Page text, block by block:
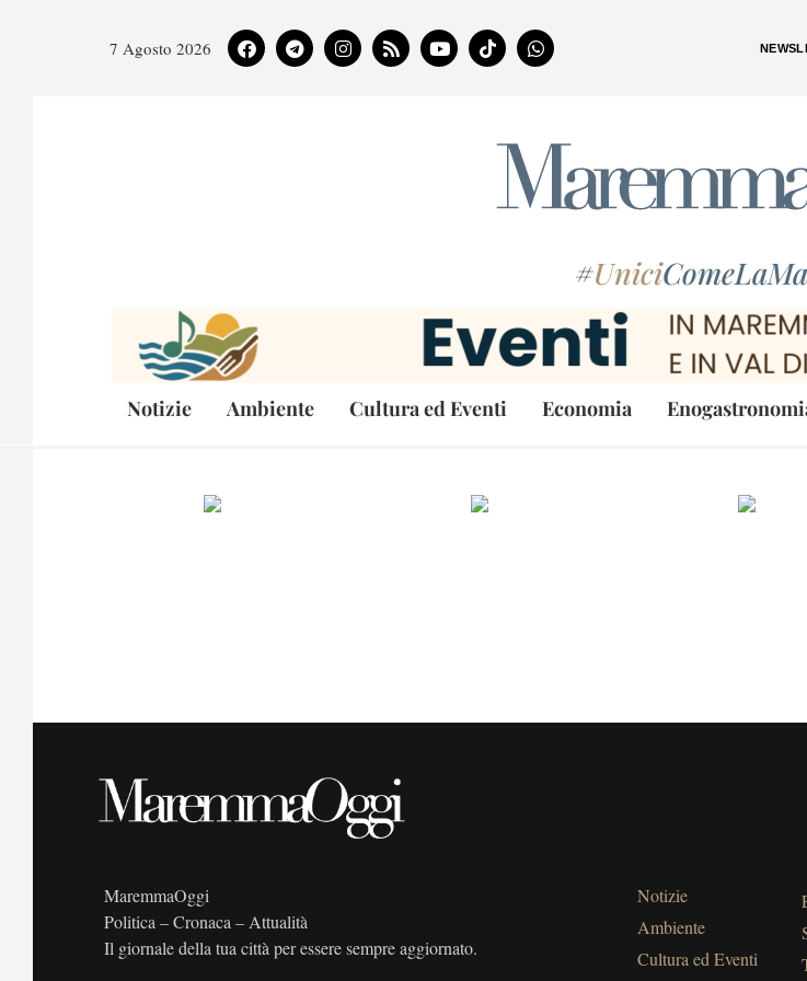
7 Agosto 2026
#Unici
Notizie Ambiente Cultura ed Eventi Economia
MaremmaOggi
Politica – Cronaca – Attualità
Il giornale della tua città per essere sempre aggiornato.
Notizie
Ambiente
Cultura ed Eventi